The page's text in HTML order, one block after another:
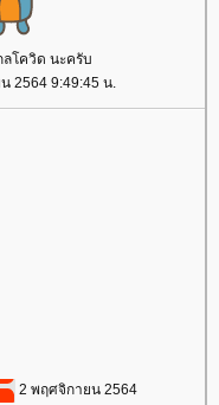
โควิด นะครับ
2564 9:49:45 น.
2 พฤศจิกายน 2564